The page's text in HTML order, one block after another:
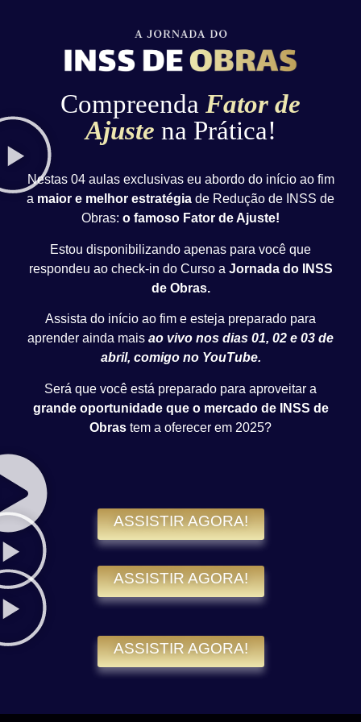
Compreenda Fator de
Ajuste na Prática!
Nestas 04 aulas exclusivas eu abordo do início ao fim
a maior e melhor estratégia de Redução de INSS de
Obras: o famoso Fator de Ajuste!
Estou disponibilizando apenas para você que
respondeu ao check-in do Curso a Jornada do INSS
de Obras.
Assista do início ao fim e esteja preparado para
aprender ainda mais ao vivo nos dias 01, 02 e 03 de
abril, comigo no YouTube.
Será que você está preparado para aproveitar a
grande oportunidade que o mercado de INSS de
Obras tem a oferecer em 2025?
ASSISTIR AGORA!
ASSISTIR AGORA!
ASSISTIR AGORA!